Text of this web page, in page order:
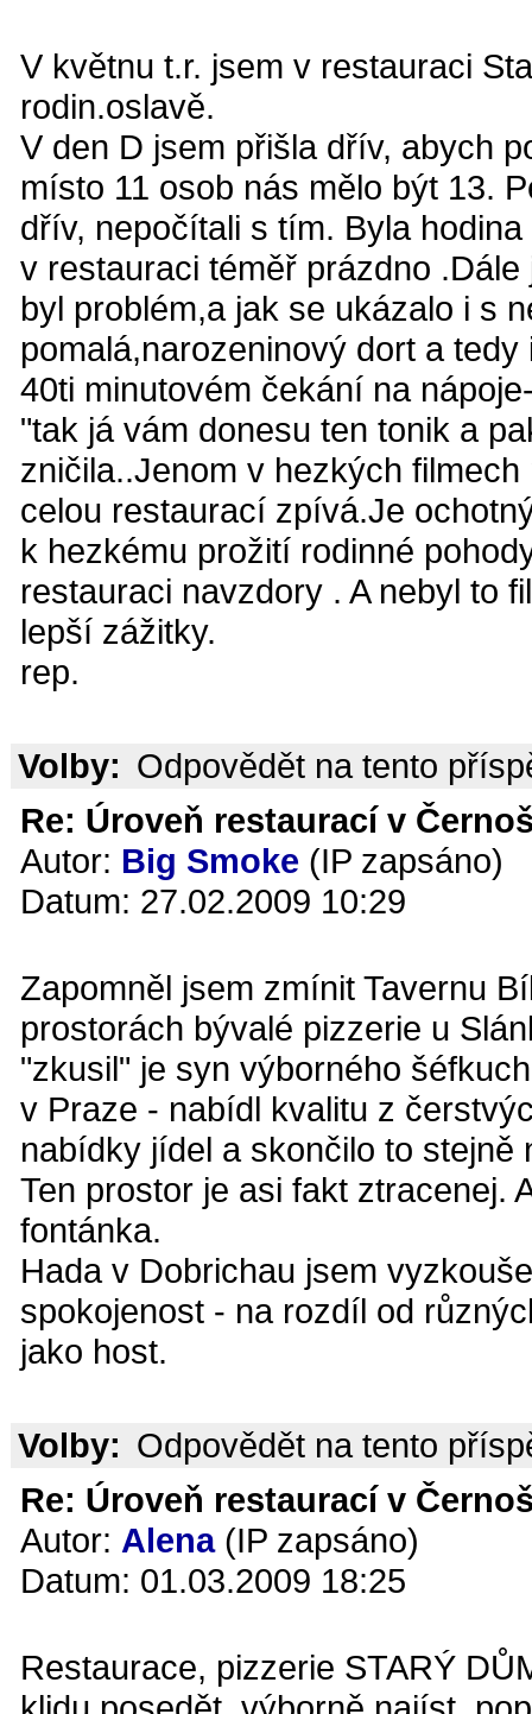
V květnu t.r. jsem v restauraci
rodin.oslavě.
V den D jsem přišla dřív, abych
místo 11 osob nás mělo být 13.
dřív, nepočítali s tím. Byla
v restauraci téměř prázdno
byl problém,a jak se ukázalo i s
pomalá,narozeninový dort a
40ti minutovém čekání na
"tak já vám donesu ten tonik a
zničila..Jenom v hezkých
celou restaurací zpívá.Je
k hezkému prožití rodinné
restauraci navzdory . A nebyl to
lepší zážitky.
rep.
Volby: Odpovědět na tento
Re: Úroveň restaurací v
Autor: Big Smoke (IP zapsáno)
Datum: 27.02.2009 10:29
Zapomněl jsem zmínit Tavernu
prostorách bývalé pizzerie u
"zkusil" je syn výborného
v Praze - nabídl kvalitu z
nabídky jídel a skončilo to stejně
Ten prostor je asi fakt ztracenej.
fontánka.
Hada v Dobrichau jsem
spokojenost - na rozdíl od
jako host.
Volby: Odpovědět na tento
Re: Úroveň restaurací v
Autor: Alena(IP zapsáno)
Datum: 01.03.2009 18:25
Restaurace, pizzerie STARÝ